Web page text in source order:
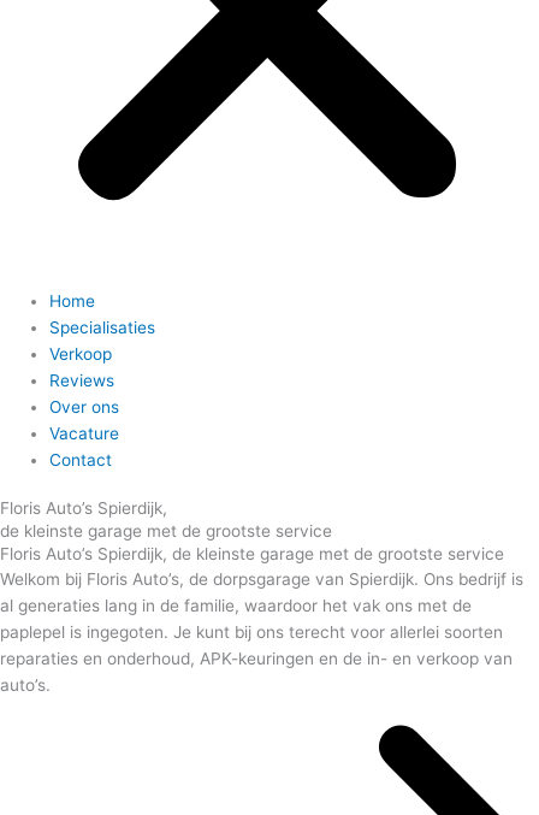
Home
Specialisaties
Verkoop
Reviews
Over ons
Vacature
Contact
Floris Auto’s Spierdijk,
de kleinste garage met de grootste service
Floris Auto’s Spierdijk, de kleinste garage met de grootste service
Welkom bij Floris Auto’s, de dorpsgarage van Spierdijk. Ons bedrijf is
al generaties lang in de familie, waardoor het vak ons met de
paplepel is ingegoten. Je kunt bij ons terecht voor allerlei soorten
reparaties en onderhoud, APK-keuringen en de in- en verkoop van
auto’s.